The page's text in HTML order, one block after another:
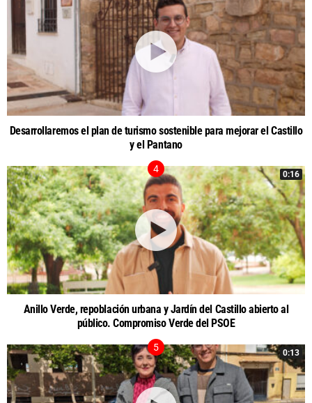
Desarrollaremos el plan de turismo sostenible para mejorar el Castillo
y el Pantano
0:16
Anillo Verde, repoblación urbana y Jardín del Castillo abierto al
público. Compromiso Verde del PSOE
0:13